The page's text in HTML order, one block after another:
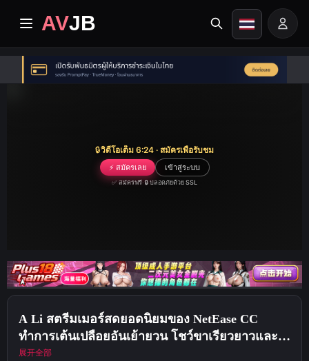
AVJB
หน้าแรก
วิดีโอระดับพรีเมียม
Image search
Short Videos
🔒วิดีโอเต็ม 6:24 · สมัครเพื่อรับชม
⚡ สมัครเลย เข้าสู่ระบบ
✅ สมัครฟรี·🔒 ปลอดภัยด้วย SSL
A Li สตรีมเมอร์สดยอดนิยมของ NetEase CC
ทำการเต้นเปลือยอันเย้ายวน โชว์ขาเรียวยาวและ
หุ่นสุดเฟิร์มของเธอ รวมถึงโชว์ขาเป็นรูปตัว M และ
展开全部